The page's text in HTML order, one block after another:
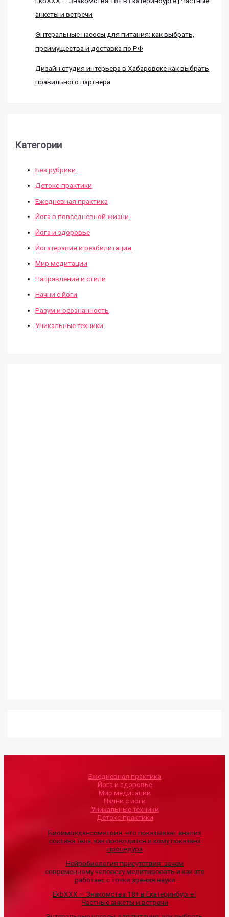
анкеты и встречи
Энтеральные насосы для питания: как выбрать,
преимущества и доставка по РФ
Дизайн студия интерьера в Хабаровске как выбрать
правильного партнера
Категории
Без рубрики
Детокс-практики
Ежедневная практика
Йога в повседневной жизни
Йога и здоровье
Йогатерапия и реабилитация
Мир медитации
Направления и стили
Начни с йоги
Разум и осознанность
Уникальные техники
Ежедневная практика
Йога и здоровье
Мир медитации
Начни с йоги
Уникальные техники
Детокс-практики
Биоимпедансометрия: что показывает анализ
состава тела, как проводится и кому показана
процедура
Нейробиология присутствия: зачем
современному человеку медитировать и как это
работает с точки зрения науки
EkbXXX — Знакомства 18+ в Екатеринбурге |
Частные анкеты и встречи